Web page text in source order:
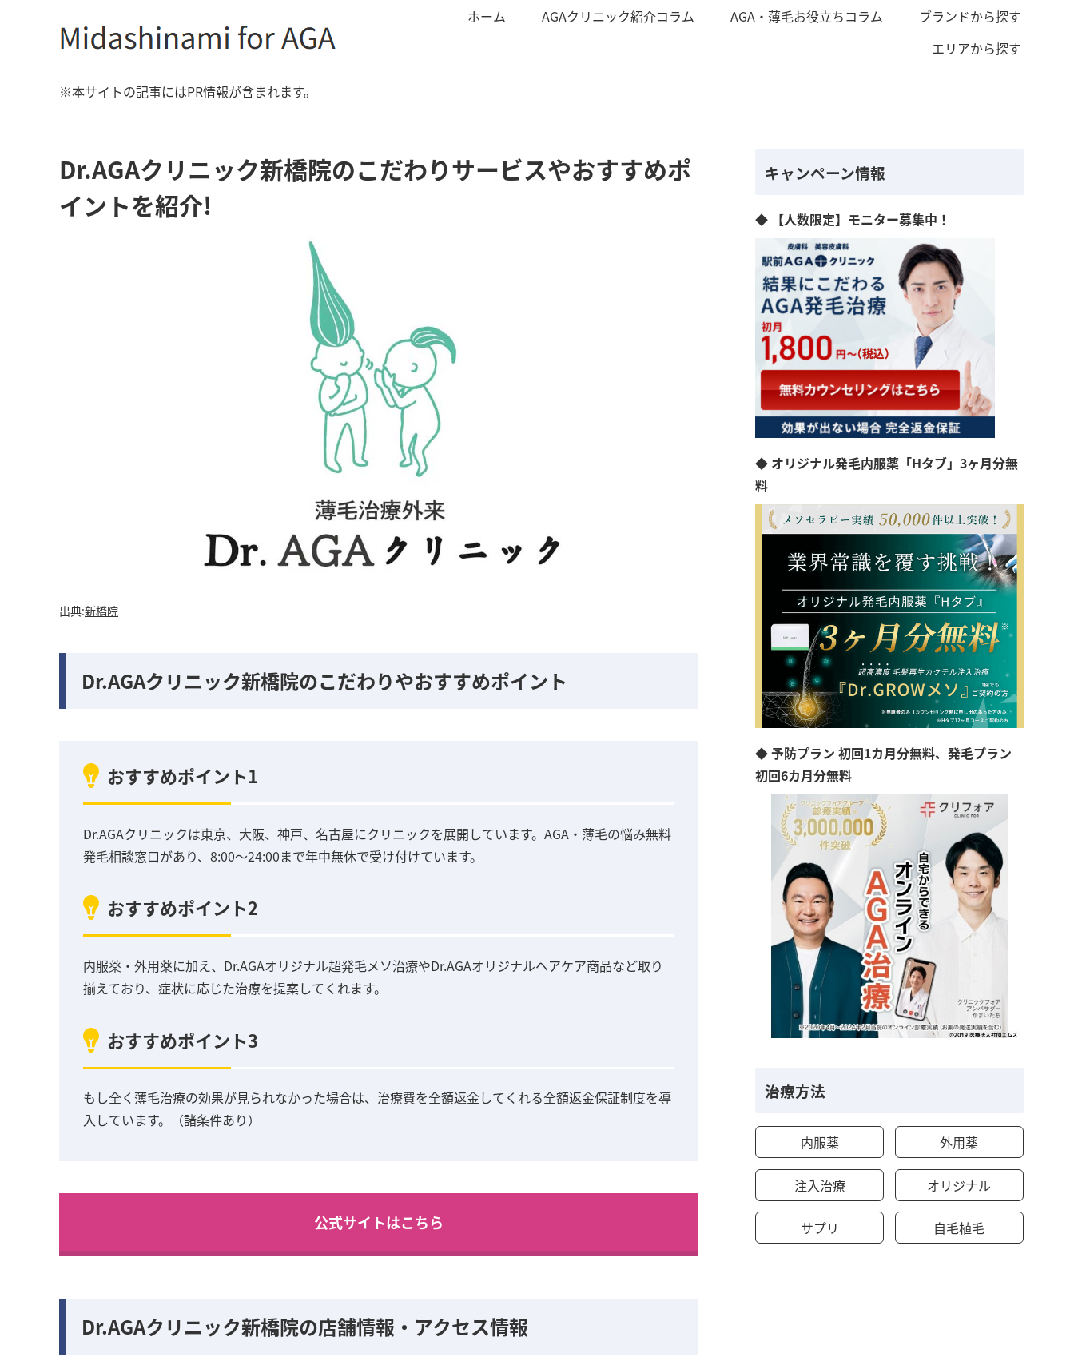
ホーム AGAクリニック紹介コラム AGA・薄毛お役立ちコラム
ブランドから探す
エリアから探す
※本サイトの記事にはPR情報が含まれます。
Dr.AGAクリニック新橋院のこだわりサービスやおすすめポ
イントを紹介!
出典:新橋院
Dr.AGAクリニック新橋院のこだわりやおすすめポイント
おすすめポイント1
Dr.AGAクリニックは東京、大阪、神戸、名古屋にクリニックを展開しています。AGA・薄毛の悩み無料
発毛相談窓口があり、8:00～24:00まで年中無休で受け付けています。
おすすめポイント2
内服薬・外用薬に加え、Dr.AGAオリジナル超発毛メソ治療やDr.AGAオリジナルヘアケア商品など取り
揃えており、症状に応じた治療を提案してくれます。
おすすめポイント3
もし全く薄毛治療の効果が見られなかった場合は、治療費を全額返金してくれる全額返金保証制度を導
入しています。（諸条件あり）
公式サイトはこちら
Dr.AGAクリニック新橋院の店舗情報・アクセス情報
キャンペーン情報
◆ 【人数限定】モニター募集中！
◆ オリジナル発毛内服薬「Hタブ」3ヶ月分無
料
◆ 予防プラン 初回1カ月分無料、発毛プラン
初回6カ月分無料
治療方法
内服薬 外用薬
注入治療 オリジナル
サプリ 自毛植毛